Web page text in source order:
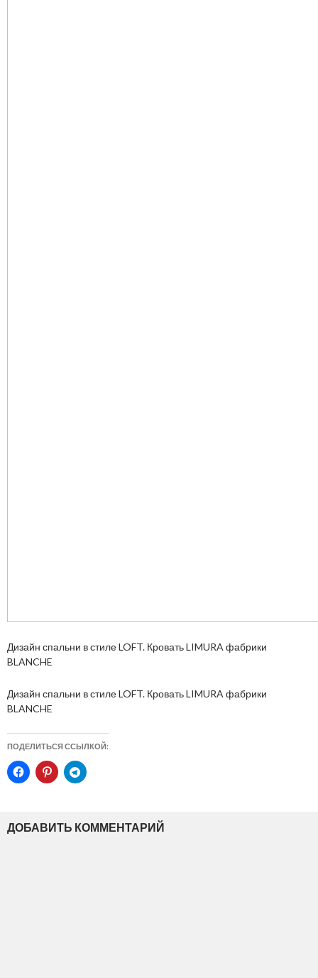
Дизайн спальни в стиле LOFT. Кровать LIMURA фабрики
BLANCHE
Дизайн спальни в стиле LOFT. Кровать LIMURA фабрики
BLANCHE
ПОДЕЛИТЬСЯ ССЫЛКОЙ:
ДОБАВИТЬ КОММЕНТАРИЙ